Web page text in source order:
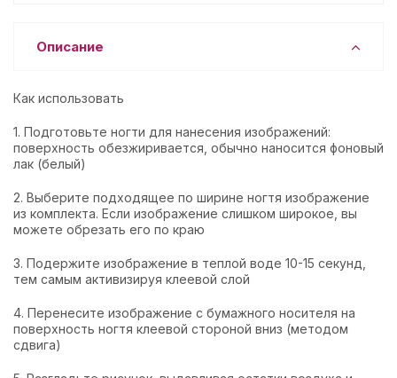
Описание
Как использовать
1. Подготовьте ногти для нанесения изображений:
поверхность обезжиривается, обычно наносится фоновый
лак (белый)
2. Выберите подходящее по ширине ногтя изображение
из комплекта. Если изображение слишком широкое, вы
можете обрезать его по краю
3. Подержите изображение в теплой воде 10-15 секунд,
тем самым активизируя клеевой слой
4. Перенесите изображение с бумажного носителя на
поверхность ногтя клеевой стороной вниз (методом
сдвига)